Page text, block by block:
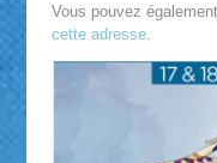
Vous pouvez
cette adresse.